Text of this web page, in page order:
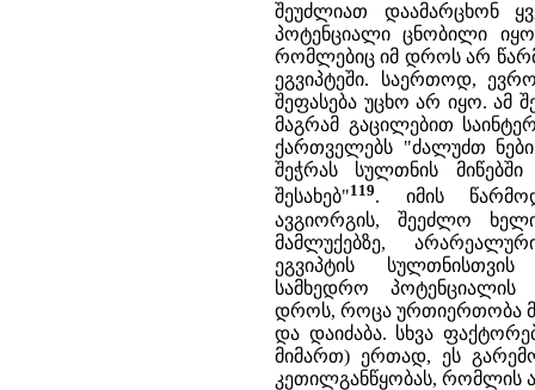
შეუძლიათ დაამარცხონ
პოტენციალი ცნობილი
რომლებიც იმ დროს არ
ეგვიპტეში. საერთოდ,
შეფასება უცხო არ იყო. ამ
მაგრამ გაცილებით
ქართველებს "ძალუძთ
შეჭრას სულთნის
შესახებ"119. იმის
ავგიორგის, შეეძლო
მამლუქებზე,
ეგვიპტის
სამხედრო პოტენციალის
დროს, როცა ურთიერთობა
და დაიძაბა. სხვა
მიმართ) ერთად, ეს
კეთილგანწყობას, რომლის